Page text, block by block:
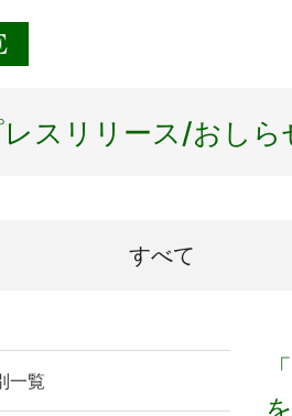
スリリース/おしら
すべて
一覧